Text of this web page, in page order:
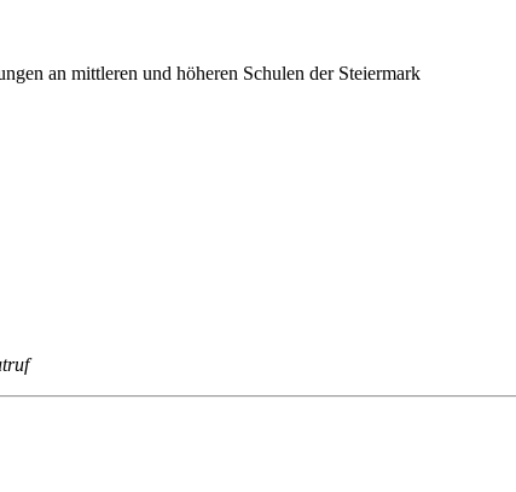
an mittleren und höheren Schulen der Steiermark